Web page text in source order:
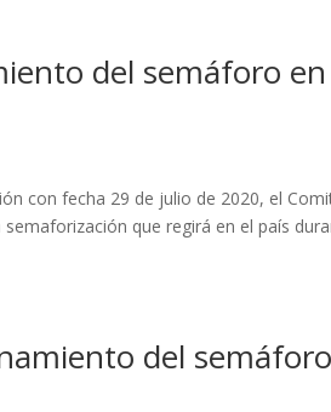
del semáforo en
con fecha 29 de julio de 2020, el
que regirá en el país
del